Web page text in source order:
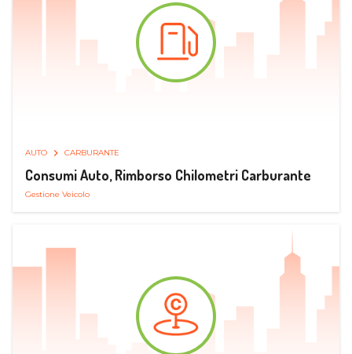
AUTO CARBURANTE
Consumi Auto, Rimborso Chilometri Carburante
Gestione Veicolo